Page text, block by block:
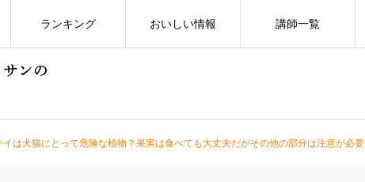
ランキング おいしい情報 講師一覧
イは犬猫にとって危険な植物？果実は食べても大丈夫だがその他の部分は注意が必要